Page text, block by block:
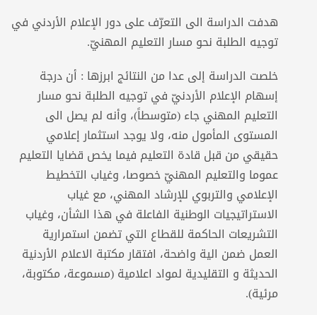
هدفت الدراسة الى التعرّف على دور الإعلام الأردني في
توجيه الطلبة نحو مسار التعليم المهنيّ.
خلصت الدراسة إلى عدا من النتائج ابرزها : أن درجة
إسهام الإعلام الأردنيّ في توجيه الطلبة نحو مسار
التعليم المهني جاء (متوسطاً)، وأنه لم يصل الى
المستوى المأمول منه، ولا يوجد استثمار إعلامي
حقيقي من قبل قادة التعليم فيما يخص قضايا التعليم
عموما والتعليم المهنيّ خصوصا، وغياب التخطيط
الإعلامي والتربوي للإرشاد المهني، مع غياب
الاستراتيجيات الوطنية الفاعلة في هذا الشأن، وغياب
التشريعات الحاكمة للقطاع التي تضمن استمرارية
العمل ضمن الية واضحة، افتقار مكتبة الاعلام الأردنية
الحديثة و التقليدية لمواد اعلامية (مسموعة، مكتوبة،
مرئية).